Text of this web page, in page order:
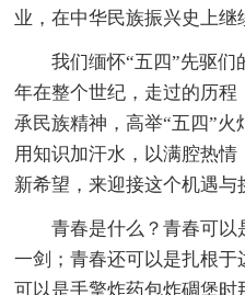
业，在中华民族振兴史上继
我们缅怀“五四”先驱
年在整个世纪，走过的历
承民族精神，高举“五四”火
用知识加汗水，以满腔热
新希望，来迎接这个机遇与
青春是什么？青春可以
一剑；青春还可以是扎根于
可以是手擎炸药包炸碉堡时